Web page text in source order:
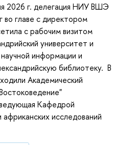
2026 г. делегация НИУ ВШЭ
главе с директором
с рабочим визитом
университет и
информации и
библиотеку. В
Академический
Кафедрой
исследований